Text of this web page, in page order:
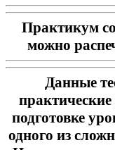
Практикум
можно
Данные
подготовке
одного из